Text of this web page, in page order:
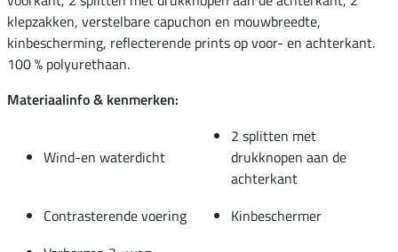
klepzakken, verstelbare capuchon en mouwbreedte,
kinbescherming, reflecterende prints op voor- en achterkant.
100 % polyurethaan.
Materiaalinfo & kenmerken:
Wind-en waterdicht
2 splitten met
drukknopen aan de
achterkant
Contrasterende voering
Kinbeschermer